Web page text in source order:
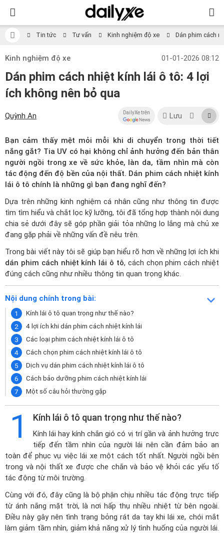
Tin tức Tư vấn Kinh nghiệm độ xe Dán phim cách
Kinh nghiệm độ xe 01-01-2026 08:12
Dán phim cách nhiệt kính lái ô tô: 4 lợi
ích không nên bỏ qua
Quỳnh An DailyXe trên Lưu
Bạn cảm thấy mệt mỏi mỗi khi di chuyển trong thời tiết
nắng gắt? Tia UV có hại không chỉ ảnh hưởng đến bản thân
người ngồi trong xe về sức khỏe, làn da, tầm nhìn mà còn
tác động đến độ bền của nội thất. Dán phim cách nhiệt kính
lái ô tô chính là những gì bạn đang nghĩ đến?
Dựa trên những kinh nghiệm cá nhân cũng như thông tin được
tìm tìm hiểu và chắt lọc kỹ lưỡng, tôi đã tổng hợp thành nội dung
chia sẻ dưới đây sẽ góp phần giải tỏa những lo lắng mà chủ xe
đang gặp phải về những vấn đề nêu trên.
Trong bài viết này tôi sẽ giúp bạn hiểu rõ hơn về những lợi ích khi
dán phim cách nhiệt kính lái ô tô, cách chọn phim cách nhiệt
đúng cách cũng như nhiều thông tin quan trọng khác.
Nội dung chính trong bài:
Kính lái ô tô quan trọng như thế nào?
4 lợi ích khi dán phim cách nhiệt kính lái
Các loại phim cách nhiệt kính lái ô tô
Cách chọn phim cách nhiệt kính lái ô tô
Dịch vụ dán phim cách nhiệt kính lái ô tô
Cách bảo dưỡng phim cách nhiệt kính lái
Một số câu hỏi thường gặp
1 Kính lái ô tô quan trọng như thế nào?
Kính lái hay kính chắn gió có vị trí gần và ảnh hưởng trực
tiếp đến tầm nhìn của người lái nên cần đảm bảo an
toàn để phục vụ việc lái xe một cách tốt nhất. Người ngồi bên
trong và nội thất xe được che chắn và bảo vệ khỏi các yếu tố
tác động từ môi trường.
Cùng với đó, đây cũng là bộ phận chịu nhiều tác động trực tiếp
từ ánh nắng mặt trời, là nơi hấp thụ nhiều nhiệt từ bên ngoài.
Điều này gây nên tình trạng bỏng rát da tay khi lái xe, chói mắt
làm giảm tầm nhìn, giảm khả năng xử lý tình huống của người lái.